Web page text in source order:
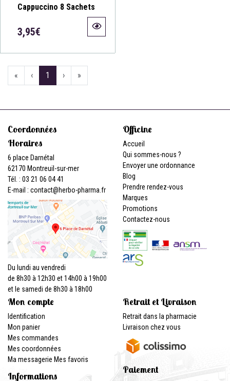
Cappuccino 8 Sachets
3,95€
« ‹ 1 › »
Coordonnées
Horaires
6 place Darnétal
62170 Montreuil-sur-mer
Tél. : 03 21 06 04 41
E-mail : contact@herbo-pharma.fr
Du lundi au vendredi
de 8h30 à 12h30 et 14h00 à 19h00
et le samedi de 8h30 à 18h00
Officine
Accueil
Qui sommes-nous ?
Envoyer une ordonnance
Blog
Prendre rendez-vous
Marques
Promotions
Contactez-nous
Mon compte
Identification
Mon panier
Mes commandes
Mes coordonnées
Ma messagerie Mes favoris
Informations
Retrait et Livraison
Retrait dans la pharmacie
Livraison chez vous
Paiement